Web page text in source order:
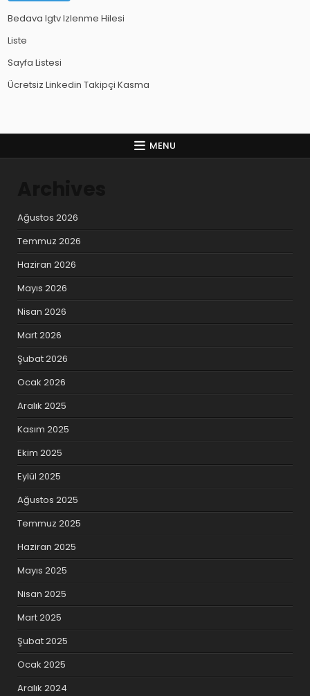
Bedava Igtv Izlenme Hilesi
Liste
Sayfa Listesi
Ücretsiz Linkedin Takipçi Kasma
MENU
Ağustos 2026
Temmuz 2026
Haziran 2026
Mayıs 2026
Nisan 2026
Mart 2026
Şubat 2026
Ocak 2026
Aralık 2025
Kasım 2025
Ekim 2025
Eylül 2025
Ağustos 2025
Temmuz 2025
Haziran 2025
Mayıs 2025
Nisan 2025
Mart 2025
Şubat 2025
Ocak 2025
Aralık 2024